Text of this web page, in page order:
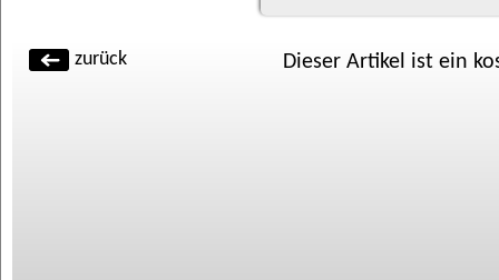
zurück Dieser Artikel ist ein